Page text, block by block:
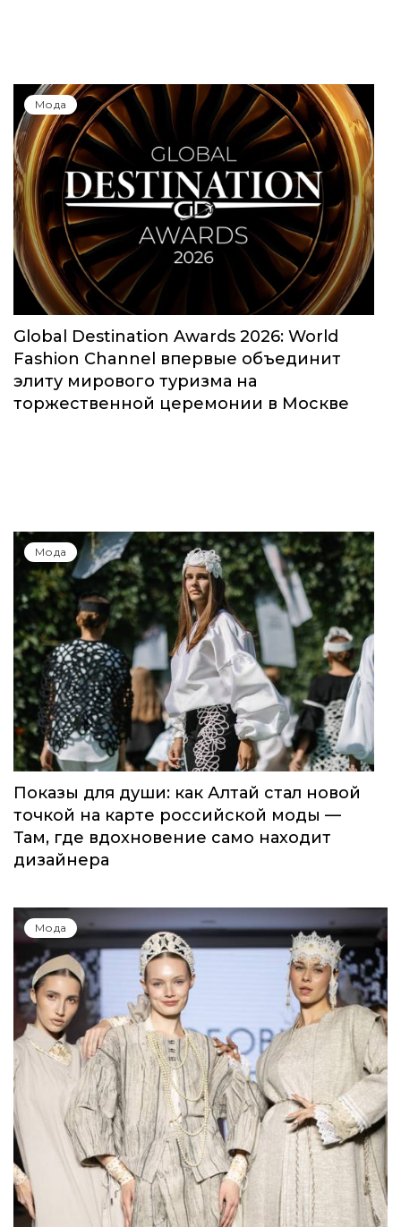
Мода
Global Destination Awards 2026: World
Fashion Channel впервые объединит
элиту мирового туризма на
торжественной церемонии в Москве
Мода
Показы для души: как Алтай стал новой
точкой на карте российской моды —
Там, где вдохновение само находит
дизайнера
Мода